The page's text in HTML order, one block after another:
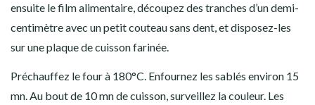
ensuite le film alimentaire, découpez des tranches d’un demi-
centimètre avec un petit couteau sans dent, et disposez-les
sur une plaque de cuisson farinée.
Préchauffez le four à 180°C. Enfournez les sablés environ 15
mn. Au bout de 10 mn de cuisson, surveillez la couleur. Les